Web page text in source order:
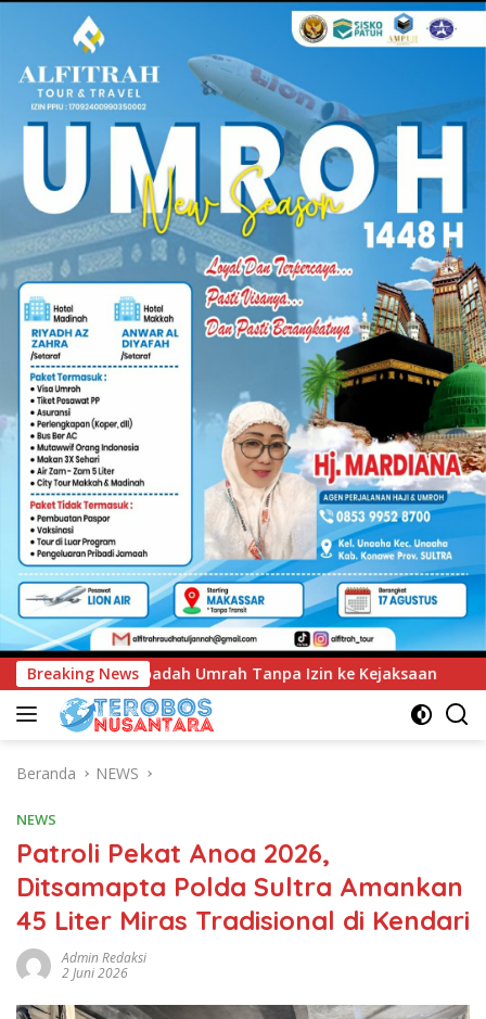
Breaking News
Izin ke Kejaksaan UNIMEN Tambah Delapan
Beranda NEWS
NEWS
Patroli Pekat Anoa 2026,
Ditsamapta Polda Sultra Amankan
45 Liter Miras Tradisional di Kendari
Admin Redaksi
2 Juni 2026